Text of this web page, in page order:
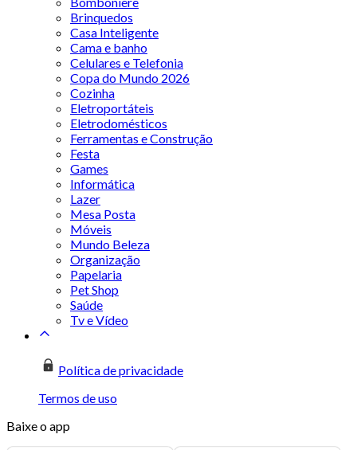
Brinquedos
Casa Inteligente
Cama e banho
Celulares e Telefonia
Copa do Mundo 2026
Cozinha
Eletroportáteis
Eletrodomésticos
Ferramentas e Construção
Festa
Games
Informática
Lazer
Mesa Posta
Móveis
Mundo Beleza
Organização
Papelaria
Pet Shop
Saúde
Tv e Vídeo
Política de privacidade
Termos de uso
Baixe o app